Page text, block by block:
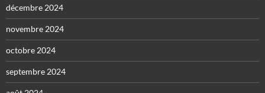
décembre 2024
novembre 2024
octobre 2024
septembre 2024